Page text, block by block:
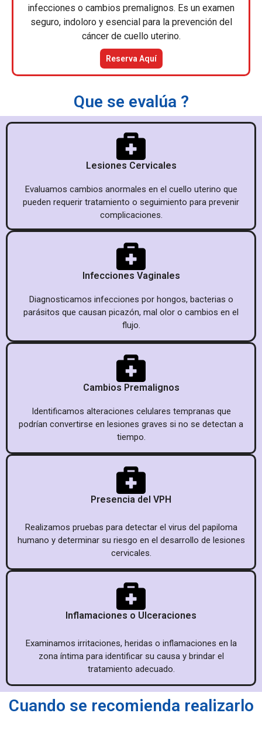
Reserva Aquí
infecciones o cambios premalignos. Es un examen
seguro, indoloro y esencial para la prevención del
cáncer de cuello uterino.
Que se evalúa ?
Lesiones Cervicales
Evaluamos cambios anormales en el cuello uterino que
pueden requerir tratamiento o seguimiento para prevenir
complicaciones.
Infecciones Vaginales
Diagnosticamos infecciones por hongos, bacterias o
parásitos que causan picazón, mal olor o cambios en el
flujo.
Cambios Premalignos
Identificamos alteraciones celulares tempranas que
podrían convertirse en lesiones graves si no se detectan a
tiempo.
Presencia del VPH
Realizamos pruebas para detectar el virus del papiloma
humano y determinar su riesgo en el desarrollo de lesiones
cervicales.
Inflamaciones o Ulceraciones
Examinamos irritaciones, heridas o inflamaciones en la
zona íntima para identificar su causa y brindar el
tratamiento adecuado.
Cuando se recomienda realizarlo